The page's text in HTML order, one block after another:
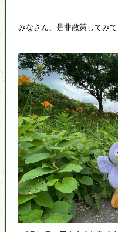
みなさん、是非散策してみ